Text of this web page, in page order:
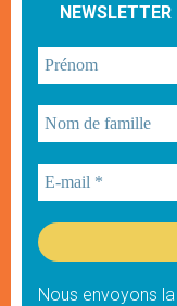
Nous envoyons